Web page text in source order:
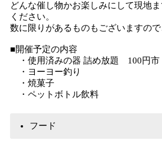
どんな催し物かお楽しみにして現地
ください。
数に限りがあるものもございますので
■開催予定の内容
・使用済みの器 詰め放題 100円市
・ヨーヨー釣り
・焼菓子
・ペットボトル飲料
フード